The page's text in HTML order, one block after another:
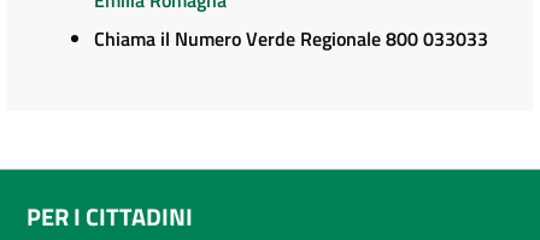
Chiama il Numero Verde Regionale 800 033033
PER I CITTADINI